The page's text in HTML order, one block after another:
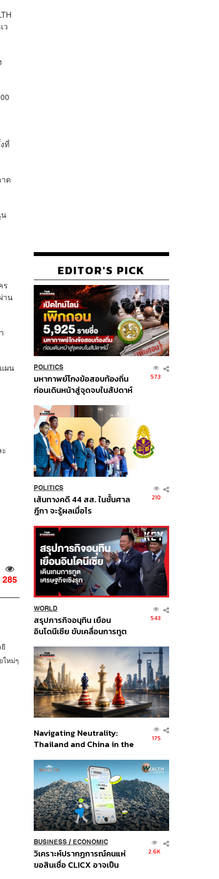
ว
ที่
ด
ร
าน
ผน
285
ใหม่ๆ
EDITOR'S PICK
POLITICS
มหากาพย์โกงข้อสอบท้องถิ่น
ก่อนเดินหน้าสู่จุดจบในสัปดาห์
573
POLITICS
เส้นทางคดี 44 สส. ในชั้นศาล
ฎีกา จะรู้ผลเมื่อไร
210
WORLD
สรุปภารกิจอนุทิน เยือน
อินโดนีเซีย ขับเคลื่อนการทูต
ส่วนยุทธศาสตร์ไทย –
อินโดนีเซีย
543
Navigating Neutrality:
Thailand and China in the
Order
175
BUSINESS/ ECONOMIC
วิเคราะห์ปรากฏการณ์คนแห่
ขอสินเชื่อ CLICX อาจเป็น
2.6K